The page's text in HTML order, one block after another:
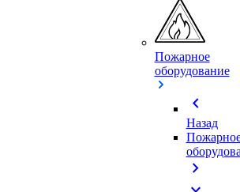
Пожарное
оборудование
chevron_left
Назад
chevron_right